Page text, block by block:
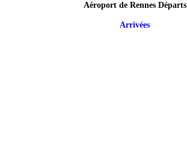
Aéroport de Rennes Départs
Arrivées